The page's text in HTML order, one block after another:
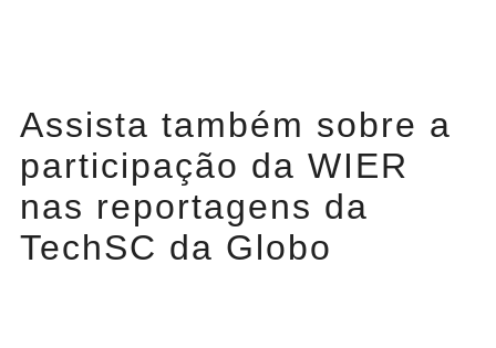
Assista também sobre a
participação da WIER
nas reportagens da
TechSC da Globo